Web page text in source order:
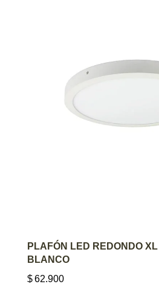
AGREGAR AL
PLAFÓN LED REDONDO XL
BLANCO
$62.900